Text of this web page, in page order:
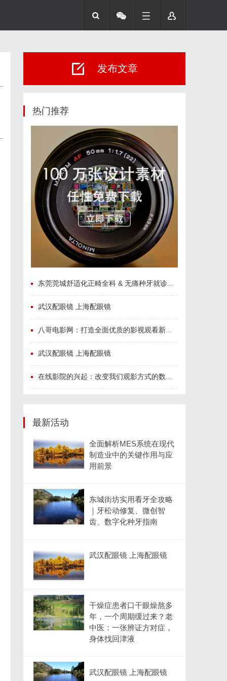
发布文章
热门推荐
东莞莞城舒适化正畸全科 & 无痛种牙就诊避坑攻略
武汉配眼镜 上海配眼镜
八哥电影网：打造全面优质的影视观看新体验
武汉配眼镜 上海配眼镜
在线影院的兴起：改变我们观影方式的数字革命
最新活动
全面解析MES系统在现代
制造业中的关键作用与应
用前景
东城街坊实用看牙全攻略
｜牙松动修复、微创智
齿、数字化种牙指南
武汉配眼镜 上海配眼镜
干燥症患者口干眼燥熬多
年，一个周期缓过来？老
中医：一张辨证方对症，
身体找回津液
武汉配眼镜 上海配眼镜